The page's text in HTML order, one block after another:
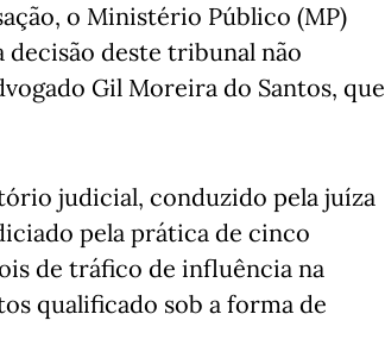
o Ministério Público (MP)
deste tribunal não
Gil Moreira do Santos, que
judicial, conduzido pela juíza
pela prática de cinco
de tráfico de influência na
qualificado sob a forma de